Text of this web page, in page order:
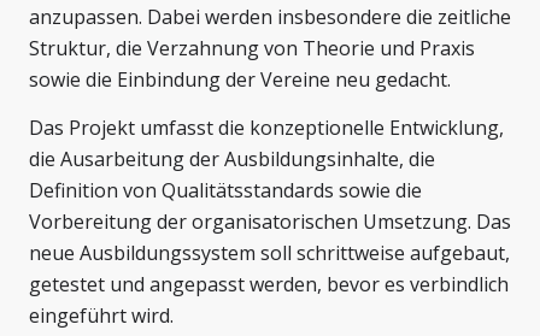
anzupassen. Dabei werden insbesondere die zeitliche
Struktur, die Verzahnung von Theorie und Praxis
sowie die Einbindung der Vereine neu gedacht.
Das Projekt umfasst die konzeptionelle Entwicklung,
die Ausarbeitung der Ausbildungsinhalte, die
Definition von Qualitätsstandards sowie die
Vorbereitung der organisatorischen Umsetzung. Das
neue Ausbildungssystem soll schrittweise aufgebaut,
getestet und angepasst werden, bevor es verbindlich
eingeführt wird.